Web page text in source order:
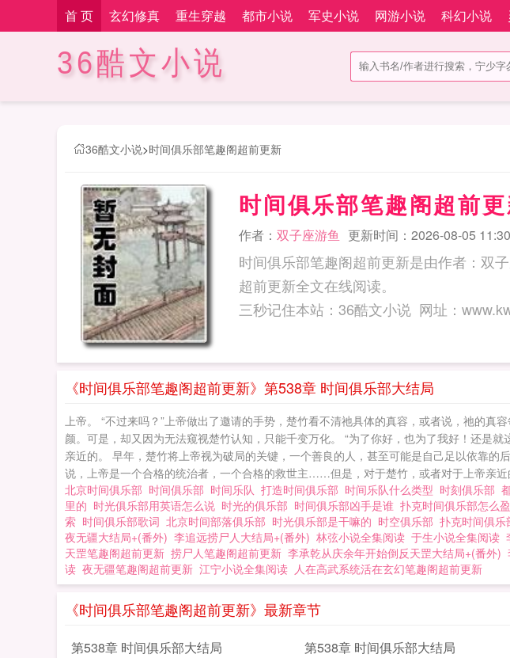
首 页 玄幻修真 重生穿越 都市小说 军史小说 网游小说 科幻小说
36酷文小说
36酷文小说>时间俱乐部笔趣阁超前更新
时间俱乐部笔趣阁超前
作者： 双子座游鱼 更新时间：2026-08-05
时间俱乐部笔趣阁超前更新是由作者：双
超前更新全文在线阅读。
《时间俱乐部笔趣阁超前更新》第538章 时间俱乐部大结局
上帝。 “不过来吗？”上帝做出了邀请的手势，楚竹看不清祂具体的真容，或者说，祂的
颜。可是，却又因为无法窥视楚竹认知，只能千变万化。 “为了你好，也为了我好！还是
亲近的。 早年，楚竹将上帝视为破局的关键，一个善良的人，甚至可能是自己足以依
说，上帝是一个合格的统治者，一个合格的救世主……但是，对于楚竹，或者对于上帝亲
北京时间俱乐部 时间俱乐部 时间乐队 打造时间俱乐部 时间乐队什么类型 时刻俱乐部
里的 时光俱乐部用英语怎么说 时光的俱乐部 时间俱乐部凶手是谁 扑克时间俱乐部怎么
索 时间俱乐部歌词 北京时间部落俱乐部 时光俱乐部是干嘛的 时空俱乐部 扑克时间俱乐
夜无疆大结局+(番外) 李追远捞尸人大结局+(番外) 林弦小说全集阅读 于生小说全集阅读
天罡笔趣阁超前更新 捞尸人笔趣阁超前更新 李承乾从庆余年开始倒反天罡大结局+(番外)
读 夜无疆笔趣阁超前更新 江宁小说全集阅读 人在高武系统活在玄幻笔趣阁超前更新
《时间俱乐部笔趣阁超前更新》最新章节
第538章 时间俱乐部大结局 第538章 时间俱乐部大结局